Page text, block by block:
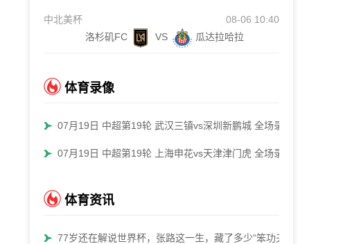
中北美杯
08-06 10:40
洛杉矶FC
VS 瓜达拉哈拉
体育录像
07月19日 中超第19轮 武汉三镇vs深圳新鹏城 全场录像
07月19日 中超第19轮 上海申花vs天津津门虎 全场录像
体育资讯
77岁还在解说世界杯，张路这一生，藏了多少“笨功夫”